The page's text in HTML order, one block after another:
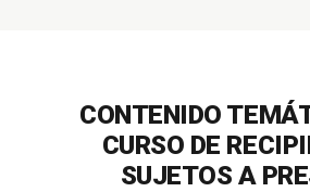
CONTENIDO
CURSO DE
SUJETOS A